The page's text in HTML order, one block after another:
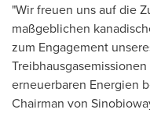
"Wir freuen uns auf die
maßgeblichen
zum Engagement
erneuerbaren Energien
Chairman von